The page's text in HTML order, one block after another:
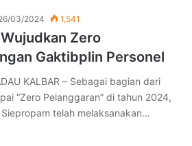
03/2024 1,541
Zero
Gaktibplin Personel
KALBAR – Sebagai bagian dari
“Zero Pelanggaran” di tahun 2024,
telah melaksanakan…